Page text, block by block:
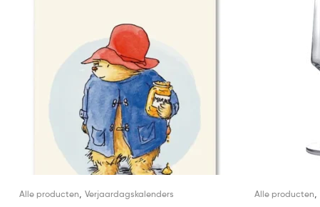
Alle producten, Verjaardagskalenders Alle producten,